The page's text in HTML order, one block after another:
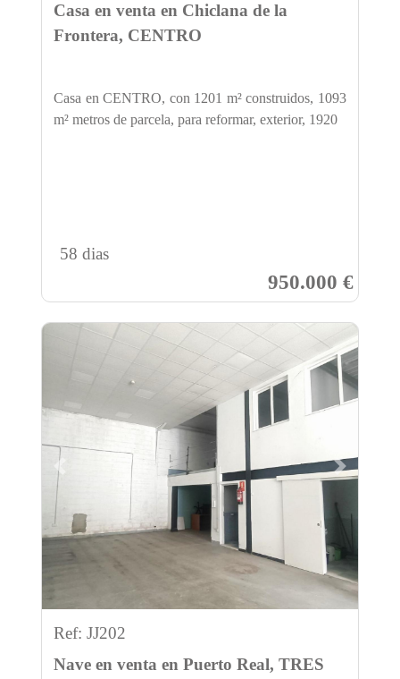
Casa en venta en Chiclana de la
Frontera, CENTRO
Casa en CENTRO, con 1201 m² construidos, 1093
m² metros de parcela, para reformar, exterior, 1920
58 dias
950.000 €
Previous Next
Ref: JJ202
Nave en venta en Puerto Real, TRES